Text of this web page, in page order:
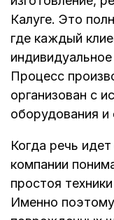
Калуге. Это
где каждый
Процесс
организован с
оборудования и
Когда речь
компании
простоя
Именно